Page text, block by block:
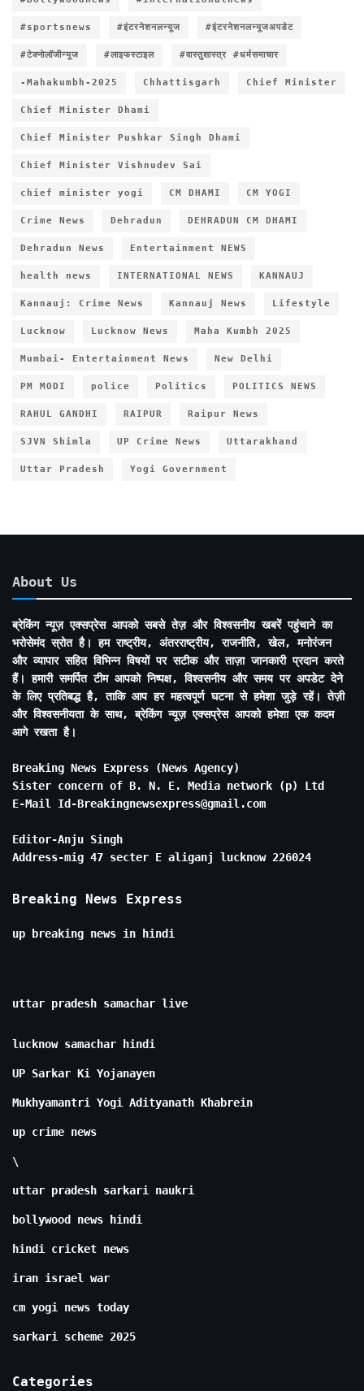
#sportsnews #इंटरनेशनलन्यूज #इंटरनेशनलन्यूजअपडेट
#टेक्नोलॉजीन्यूज #लाइफस्टाइल #वास्तुशास्त्र #धर्मसमाचार
-Mahakumbh-2025 Chhattisgarh Chief Minister
Chief Minister Dhami
Chief Minister Pushkar Singh Dhami
Chief Minister Vishnudev Sai
chief minister yogi CM DHAMI CM YOGI
Crime News Dehradun DEHRADUN CM DHAMI
Dehradun News Entertainment NEWS
health news INTERNATIONAL NEWS KANNAUJ
Kannauj: Crime News Kannauj News Lifestyle
Lucknow Lucknow News Maha Kumbh 2025
Mumbai- Entertainment News New Delhi
PM MODI police Politics POLITICS NEWS
RAHUL GANDHI RAIPUR Raipur News
SJVN Shimla UP Crime News Uttarakhand
Uttar Pradesh Yogi Government
About Us
ब्रेकिंग न्यूज़ एक्सप्रेस आपको सबसे तेज़ और विश्वसनीय खबरें पहुंचाने का
भरोसेमंद स्रोत है। हम राष्ट्रीय, अंतरराष्ट्रीय, राजनीति, खेल, मनोरंजन
और व्यापार सहित विभिन्न विषयों पर सटीक और ताज़ा जानकारी प्रदान करते
हैं। हमारी समर्पित टीम आपको निष्पक्ष, विश्वसनीय और समय पर अपडेट देने
के लिए प्रतिबद्ध है, ताकि आप हर महत्वपूर्ण घटना से हमेशा जुड़े रहें। तेज़ी
और विश्वसनीयता के साथ, ब्रेकिंग न्यूज़ एक्सप्रेस आपको हमेशा एक कदम
आगे रखता है।
Breaking News Express (News Agency)
Sister concern of B. N. E. Media network (p) Ltd
E-Mail Id-Breakingnewsexpress@gmail.com
Editor-Anju Singh
Address-mig 47 secter E aliganj lucknow 226024
Breaking News Express
up breaking news in hindi
uttar pradesh samachar live
lucknow samachar hindi
UP Sarkar Ki Yojanayen
Mukhyamantri Yogi Adityanath Khabrein
up crime news
\
uttar pradesh sarkari naukri
bollywood news hindi
hindi cricket news
iran israel war
cm yogi news today
sarkari scheme 2025
Categories